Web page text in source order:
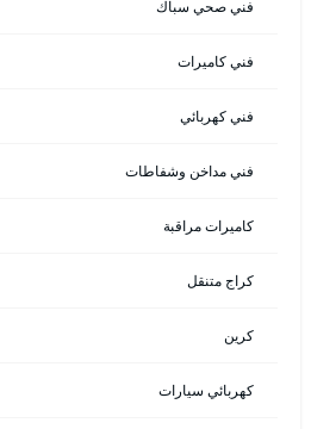
فني صحي سباك
فني كاميرات
فني كهربائي
فني مداخن وشفاطات
كاميرات مراقبة
كراج متنقل
كرين
كهربائي سيارات